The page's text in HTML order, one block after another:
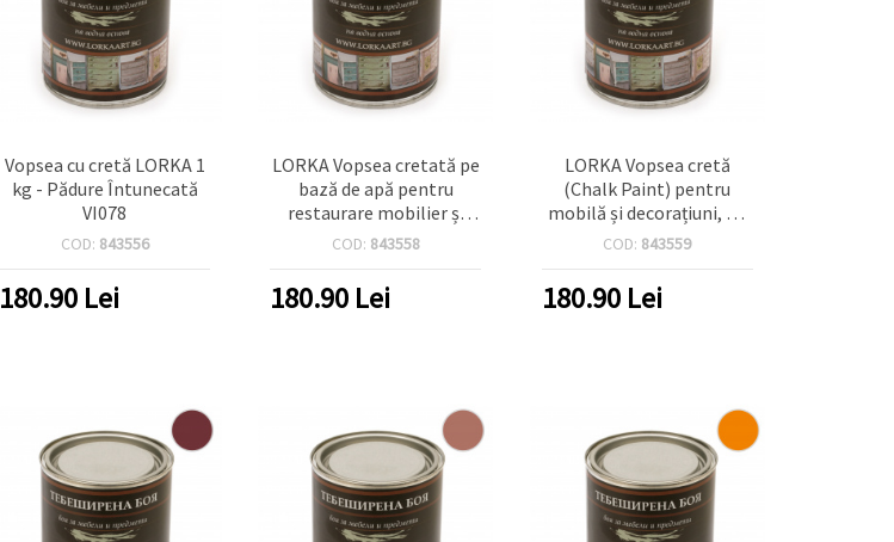
Vopsea cu cretă LORKA 1
kg - Pădure Întunecată
VI078
COD: 843556
180.90 Lei
LORKA Vopsea cretată pe
bază de apă pentru
restaurare mobilier și
efecte antichizate, 1 kg –
COD: 843558
180.90 Lei
LORKA Vopsea cretă
(Chalk Paint) pentru
mobilă și decorațiuni, pe
bază de apă – 1 kg, Light
– pentru lemn, MDF și
metal, DIY
COD: 843559
180.90Lei